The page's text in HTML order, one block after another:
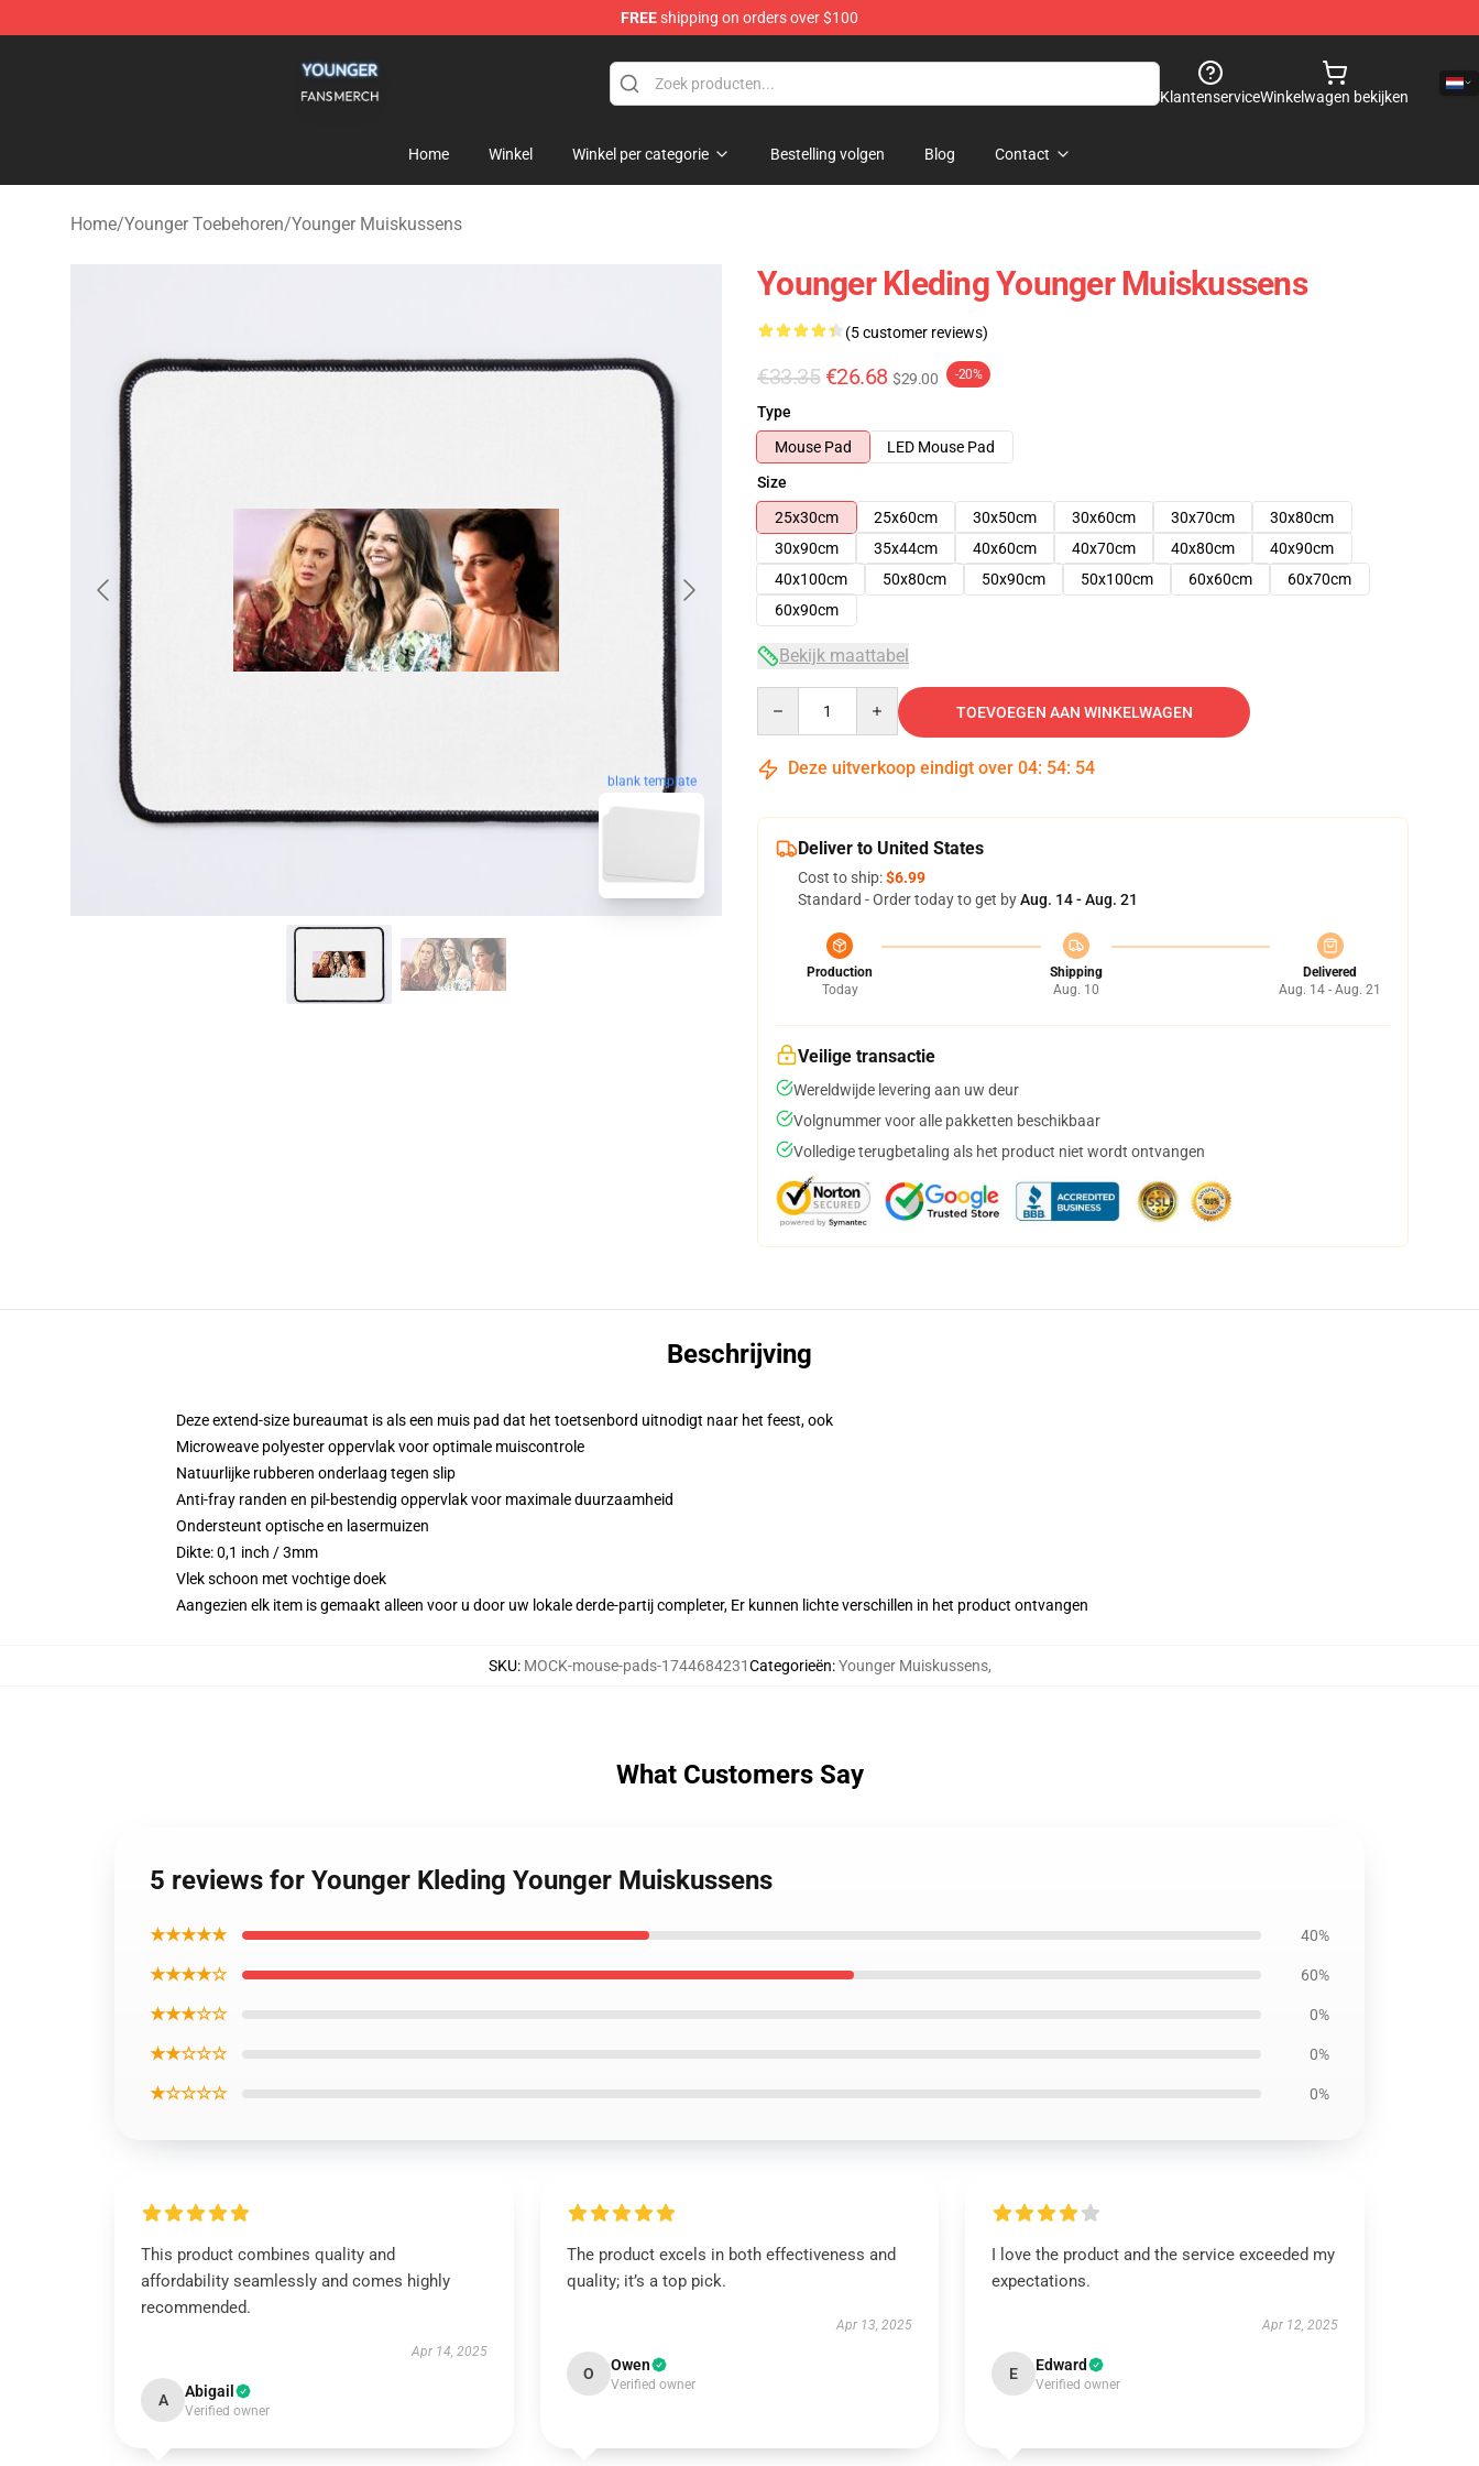
FREEshipping on orders over $100
KlantenserviceWinkelwagen bekijken
Home Winkel Winkel per categorie Bestelling volgen Blog Contact
Home/Younger Toebehoren/Younger Muiskussens
blank template
Younger Kleding Younger Muiskussens
(5 customer reviews)
€33.35 €26.68 $29.00 -20%
Type
Mouse Pad
LED Mouse Pad
Size
25x30cm
25x60cm 30x50cm 30x60cm 30x70cm
30x80cm
30x90cm
35x44cm 40x60cm 40x70cm 40x80cm
40x90cm
40x100cm
50x80cm 50x90cm 50x100cm 60x60cm
60x70cm
60x90cm
Bekijk maattabel
TOEVOEGEN AAN WINKELWAGEN
Deze uitverkoop eindigt over 04: 54: 53
Deliver to United States
Cost to ship:$6.99
Standard - Order today to get byAug. 14 - Aug. 21
Production
Today
Shipping
Aug. 10
Delivered
Aug. 14 - Aug. 21
Veilige transactie
Wereldwijde levering aan uw deur
Volgnummer voor alle pakketten beschikbaar
Volledige terugbetaling als het product niet wordt ontvangen
Beschrijving
Deze extend-size bureaumat is als een muis pad dat het toetsenbord uitnodigt naar het feest, ook
Microweave polyester oppervlak voor optimale muiscontrole
Natuurlijke rubberen onderlaag tegen slip
Anti-fray randen en pil-bestendig oppervlak voor maximale duurzaamheid
Ondersteunt optische en lasermuizen
Dikte: 0,1 inch / 3mm
Vlek schoon met vochtige doek
Aangezien elk item is gemaakt alleen voor u door uw lokale derde-partij completer, Er kunnen lichte verschillen in het product ontvangen
SKU: MOCK-mouse-pads-1744684231Categorieën:Younger Muiskussens,
What Customers Say
5 reviews for Younger Kleding Younger Muiskussens
★★★★★ 40%
★★★★☆ 60%
★★★☆☆ 0%
★★☆☆☆ 0%
★☆☆☆☆ 0%
This product combines quality and
affordability seamlessly and comes highly
recommended.
Apr 14, 2025
A Abigail
Verified owner
The product excels in both effectiveness and
quality; it’s a top pick.
Apr 13, 2025
O Owen
Verified owner
I love the product and the service exceeded my
expectations.
Apr 12, 2025
E Edward
Verified owner